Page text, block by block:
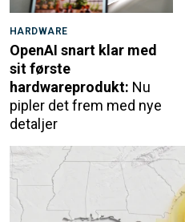
HARDWARE
OpenAI snart klar med
sit første
hardwareprodukt: Nu
pipler det frem med nye
detaljer